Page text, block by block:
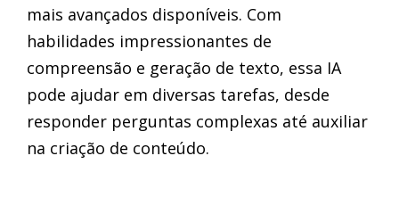
mais avançados disponíveis. Com
habilidades impressionantes de
compreensão e geração de texto, essa IA
pode ajudar em diversas tarefas, desde
responder perguntas complexas até auxiliar
na criação de conteúdo.